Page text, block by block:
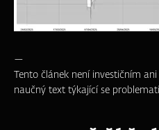
—
Tento článek není investičním
naučný text týkající se